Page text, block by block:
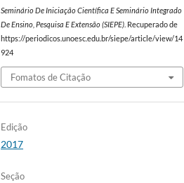
Seminário De Iniciação Científica E Seminário Integrado
De Ensino, Pesquisa E Extensão (SIEPE) . Recuperado de
https://periodicos.unoesc.edu.br/siepe/article/view/14
924
Fomatos de Citação
Edição
2017
Seção